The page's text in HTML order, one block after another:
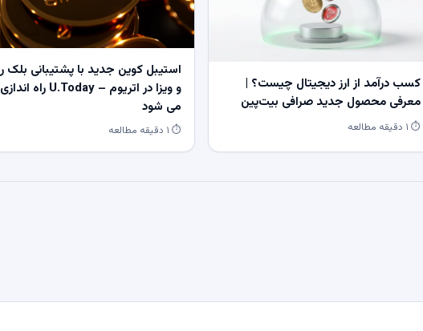
کسب درآمد از ارز دیجیتال چیست؟ |
معرفی محصول جدید صرافی بیت‌پین
⏱ ۱ دقیقه مطالعه
استیبل کوین جدید با پشتیبانی بلک
و ویزا در اتریوم – U.Today راه اندازی
می شود
⏱ ۱ دقیقه مطالعه